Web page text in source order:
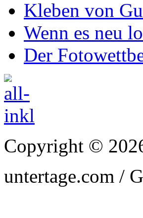
Kleben von
Wenn es neu
Der
Copyright ©
untertage.com /